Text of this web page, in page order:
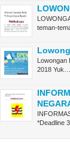
teman-
Lowongan
2018 Yuk…
*Deadline